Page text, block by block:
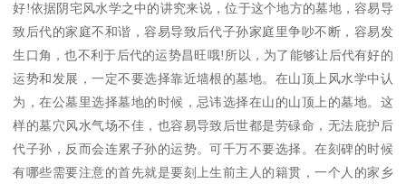
好!依据阴宅风水学之中的讲究来说，位于这个地方的墓地，容易导
致后代的家庭不和谐，容易导致后代子孙家庭里争吵不断，容易发
生口角，也不利于后代的运势昌旺哦!所以，为了能够让后代有好的
运势和发展，一定不要选择靠近墙根的墓地。在山顶上风水学中认
为，在公墓里选择墓地的时候，忌讳选择在山的山顶上的墓地。这
样的墓穴风水气场不佳，也容易导致后世都是劳碌命，无法庇护后
代子孙，反而会连累子孙的运势。可千万不要选择。在刻碑的时候
有哪些需要注意的首先就是要刻上生前主人的籍贯，一个人的家乡